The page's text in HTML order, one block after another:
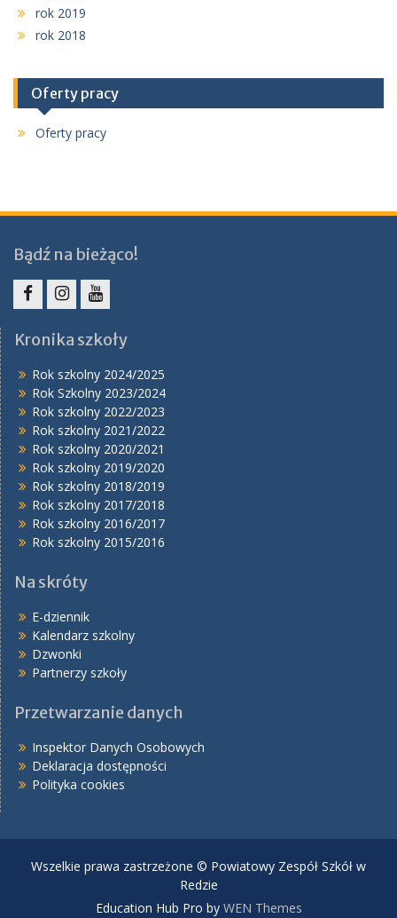
rok 2019
rok 2018
Oferty pracy
Oferty pracy
Bądź na bieżąco!
Kronika szkoły
Rok szkolny 2024/2025
Rok Szkolny 2023/2024
Rok szkolny 2022/2023
Rok szkolny 2021/2022
Rok szkolny 2020/2021
Rok szkolny 2019/2020
Rok szkolny 2018/2019
Rok szkolny 2017/2018
Rok szkolny 2016/2017
Rok szkolny 2015/2016
Na skróty
E-dziennik
Kalendarz szkolny
Dzwonki
Partnerzy szkoły
Przetwarzanie danych
Inspektor Danych Osobowych
Deklaracja dostępności
Polityka cookies
Wszelkie prawa zastrzeżone © Powiatowy Zespół Szkół w
Redzie
Education Hub Pro by WEN Themes